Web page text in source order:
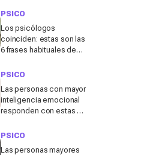
PSICO
Los psicólogos
coinciden: estas son las
6 frases habituales de
conviene evitar
PSICO
Las personas con mayor
inteligencia emocional
responden con estas 7
pasivo-agresivos
PSICO
Las personas mayores